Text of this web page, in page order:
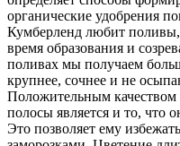
органические удобрения
Кумберленд любит
время образования и
поливах мы получаем
крупнее, сочнее и не
Положительным качеством
полосы является и то, что
Это позволяет ему